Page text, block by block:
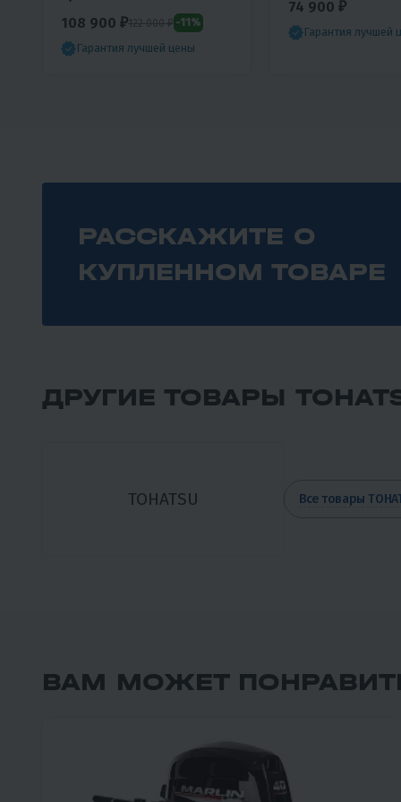
108 900 ₽122 000 ₽ -11%
Гарантия лучшей цены
74 900 ₽
Гарантия лучшей
РАССКАЖИТЕ О
КУПЛЕННОМ ТОВАРЕ
ДРУГИЕ ТОВАРЫ
TOHATSU Все товары
ВАМ МОЖЕТ